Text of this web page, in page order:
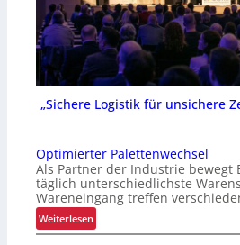
„Sichere Logistik für unsichere
Optimierter Palettenwechsel
Als Partner der Industrie bewegt
täglich unterschiedlichste
Wareneingang treffen
Weiterlesen:
O